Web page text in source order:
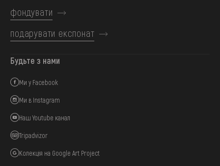
фондувати
подарувати експонат
Будьте з нами
Ми у Facebook
Ми в Instagram
Наш Youtube канал
Tripadvizor
Колекція на Google Art Project